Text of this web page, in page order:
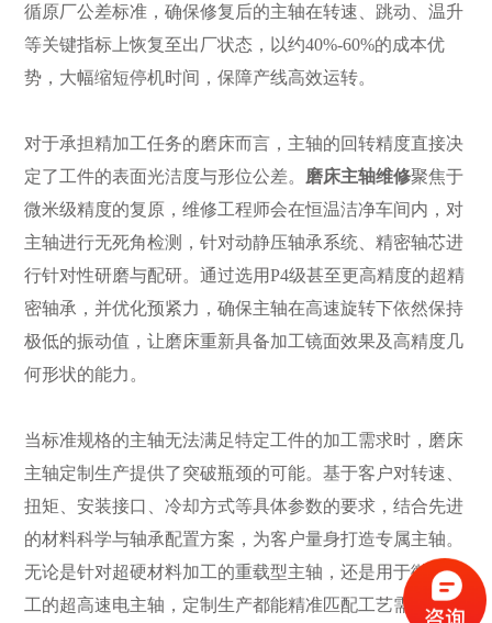
循原厂公差标准，确保修复后的主轴在转速、跳动、温升
等关键指标上恢复至出厂状态，以约40%-60%的成本优
势，大幅缩短停机时间，保障产线高效运转。
对于承担精加工任务的磨床而言，主轴的回转精度直接决
定了工件的表面光洁度与形位公差。 磨床主轴维修聚焦于
微米级精度的复原，维修工程师会在恒温洁净车间内，对
主轴进行无死角检测，针对动静压轴承系统、精密轴芯进
行针对性研磨与配研。通过选用P4级甚至更高精度的超精
密轴承，并优化预紧力，确保主轴在高速旋转下依然保持
极低的振动值，让磨床重新具备加工镜面效果及高精度几
何形状的能力。
当标准规格的主轴无法满足特定工件的加工需求时，磨床
主轴定制生产提供了突破瓶颈的可能。基于客户对转速、
扭矩、安装接口、冷却方式等具体参数的要求，结合先进
的材料科学与轴承配置方案，为客户量身打造专属主轴。
无论是针对超硬材料加工的重载型主轴，还是用于微细加
工的超高速电主轴，定制生产都能精准匹配工艺需求，助